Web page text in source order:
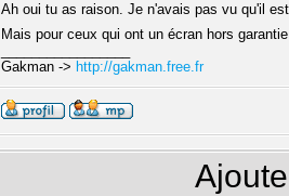
Ah oui tu as raison. Je n'avais pas vu qu'il
Mais pour ceux qui ont un écran hors
Gakman -> http://gakman.free.fr